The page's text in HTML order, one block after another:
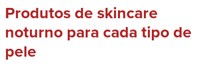
Produtos de skincare
noturno para cada tipo de
pele